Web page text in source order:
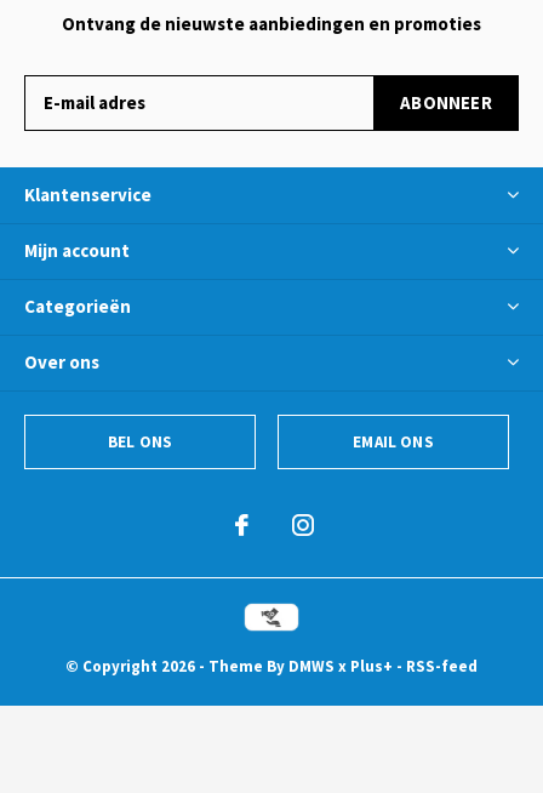
Ontvang de nieuwste aanbiedingen en promoties
ABONNEER
Klantenservice
Mijn account
Categorieën
Over ons
BEL ONS EMAIL ONS
© Copyright 2026 - Theme By DMWS x Plus+ - RSS-feed